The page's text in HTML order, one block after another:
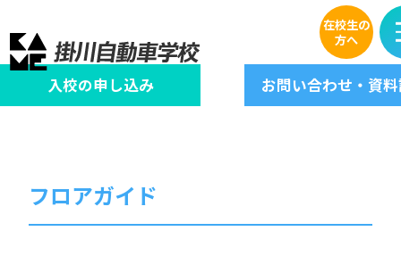
在校生の
方へ
入校の申し込み お問い合わせ 資
学校の設備・周辺施設
フロアガイド